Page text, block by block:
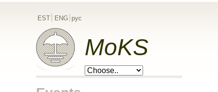
EST ENG рус
MoKS